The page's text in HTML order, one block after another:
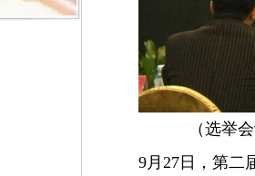
（选举会
9月27日 ，第